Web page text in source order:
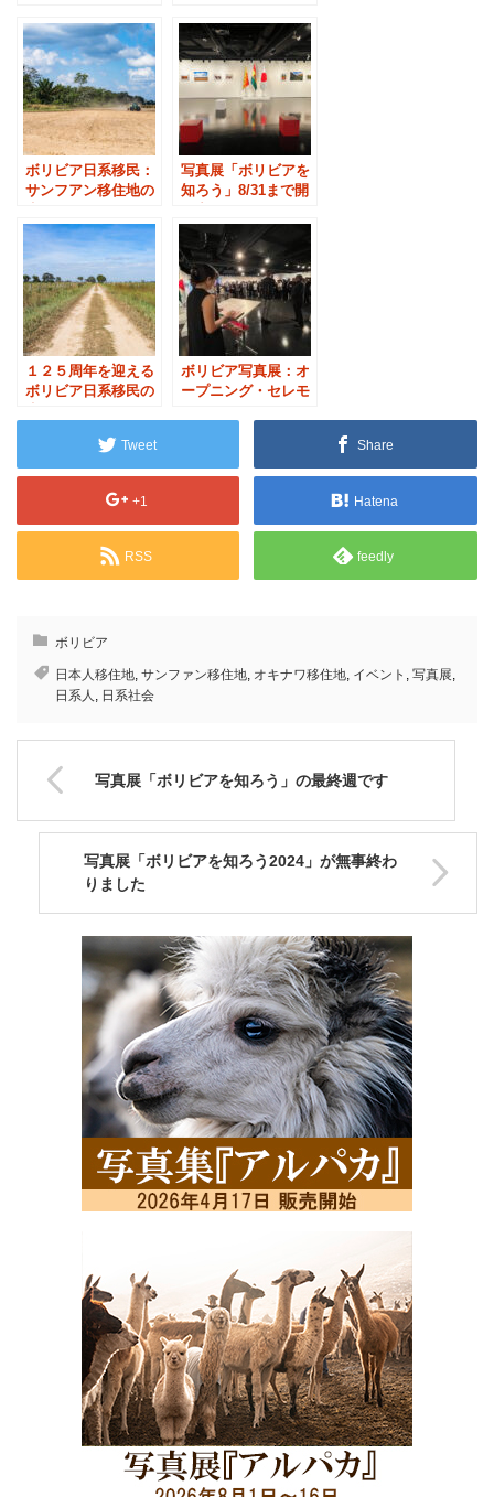
ボリビア日系移民：
サンフアン移住地の
写真展「ボリビアを
知ろう」8/31まで開
１２５周年を迎える
ボリビア日系移民の
ボリビア写真展：オ
ープニング・セレモ
Tweet Share
+1 Hatena
RSS feedly
ボリビア
日本人移住地, サンファン移住地, オキナワ移住地, イベント , 写真展,
日系人 , 日系社会
写真展「ボリビアを知ろう」の最終週です
写真展「ボリビアを知ろう2024」が無事終わ
りました